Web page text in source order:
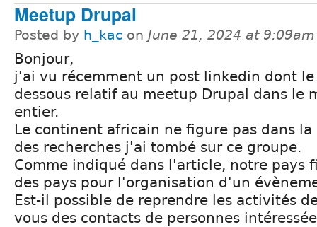
Meetup Drupal
Posted by h_kac on June 21, 2024 at 9:09am
Bonjour,
j'ai vu récemment un post linkedin dont
dessous relatif au meetup Drupal dans le
entier.
Le continent africain ne figure pas dans
des recherches j'ai tombé sur ce groupe.
Comme indiqué dans l'article, notre pays
des pays pour l'organisation d'un
Est-il possible de reprendre les activités
vous des contacts de personnes